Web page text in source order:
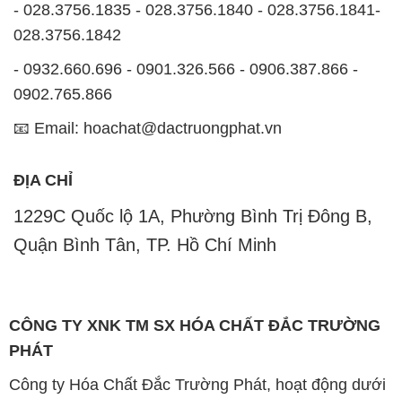
- 028.3756.1835 - 028.3756.1840 - 028.3756.1841-
028.3756.1842
- 0932.660.696 - 0901.326.566 - 0906.387.866 -
0902.765.866
📧 Email: hoachat@dactruongphat.vn
ĐỊA CHỈ
1229C Quốc lộ 1A, Phường Bình Trị Đông B,
Quận Bình Tân, TP. Hồ Chí Minh
CÔNG TY XNK TM SX HÓA CHẤT ĐẮC TRƯỜNG
PHÁT
Công ty Hóa Chất Đắc Trường Phát, hoạt động dưới